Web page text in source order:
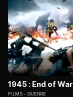
1945 : End of War
FILMS GUERRE